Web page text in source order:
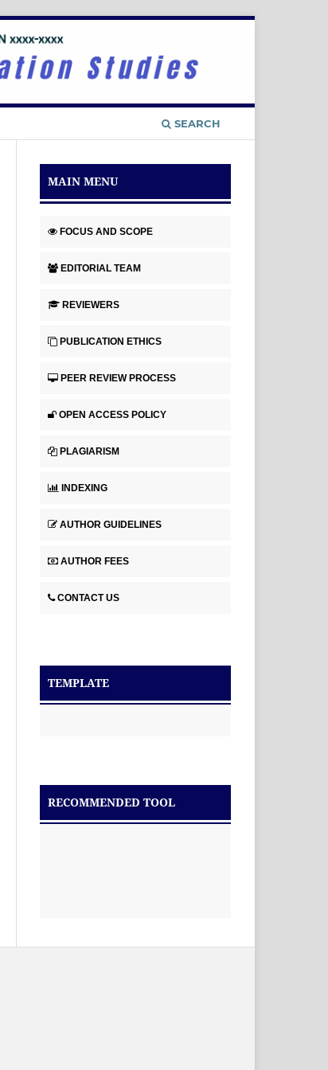
SEARCH
MAIN MENU
FOCUS AND SCOPE
EDITORIAL TEAM
REVIEWERS
PUBLICATION ETHICS
PEER REVIEW PROCESS
OPEN ACCESS POLICY
PLAGIARISM
INDEXING
AUTHOR GUIDELINES
AUTHOR FEES
CONTACT US
TEMPLATE
RECOMMENDED TOOL